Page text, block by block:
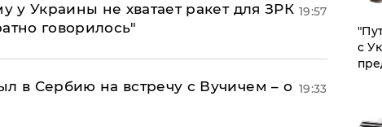
у Украины не хватает ракет для ЗРК
говорилось"
19:57
в Сербию на встречу с Вучичем – о 19:33
с